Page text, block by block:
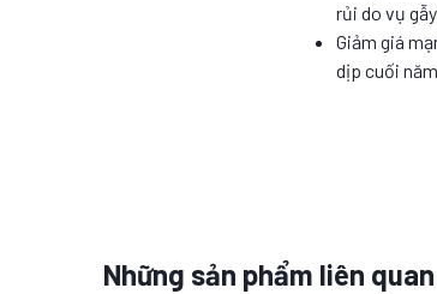
rủi do vụ
Giảm giá
dịp cuối năm
Những sản phẩm liên quan